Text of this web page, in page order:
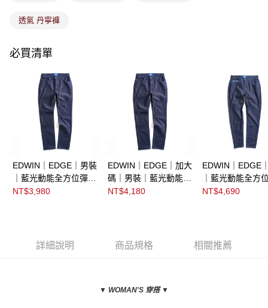
透氣 丹寧褲
必買清單
EDWIN｜EDGE｜男裝
｜藍光動能全方位彈力
丹寧直筒褲
NT$3,980
EDWIN｜EDGE｜加大
碼｜男裝｜藍光動能全
方位彈力丹寧直筒褲
NT$4,180
EDWIN｜EDGE
｜藍光動能全方
力丹寧錐形褲
NT$4,690
詳細說明 商品規格 相關推薦
▼ WOMAN'S 穿搭 ▼